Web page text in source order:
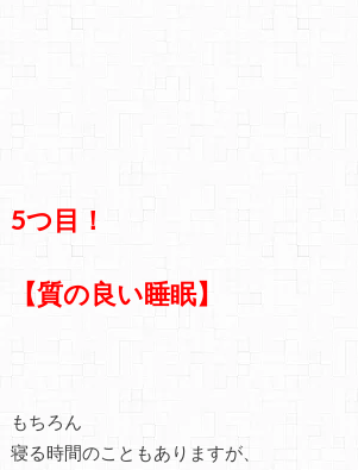
5つ目！
【質の良い睡眠】
もちろん
寝る時間のこともありますが、